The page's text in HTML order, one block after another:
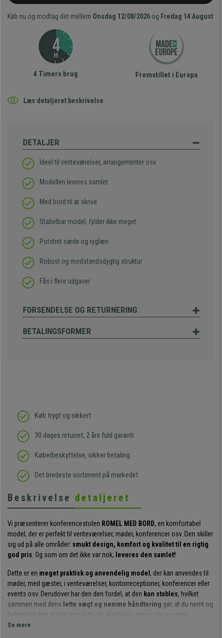
Køb nu og modtag det mellem Onsdag 12/08/2026 og Fredag 14 August
4 Timers brug Fremstillet i Europa
Læs detaljeret beskrivelse
DETALJER
Ideel til venteværelser, arrangementer osv.
Modellen leveres samlet
Med bord til at skrive
Stabelbar model, fylder ikke meget
Polstret sæde og ryglæn
Robust og modstandsdygtig struktur
Fås i flere udgaver
FORSENDELSE OG RETURNERING
BETALINGSFORMER
Køb trygt og sikkert
30 dages returret, 2 års fuld garanti
Køberbeskyttelse, sikker betaling
Det bredeste sortiment på markedet
Beskrivelse detaljeret
Vi præsenterer konferencestolen ROMEL MED BORD, en komfortabel
model, der er perfekt til venteværelser, møder, konferencer osv. Den skiller
sig ud på alle områder: smukt design, komfort og kvalitet til en rigtig
god pris . Og som om det ikke var nok, leveres den samlet!
Dette er en meget praktisk og anvendelig model , der kan anvendes til
møder, med gæster, i venteværelser, kontorreceptioner, konferencer eller
events osv. Derudover har den den fordel, at den kan stables, hvilket
sammen med dens lette vægt og nemme håndtering gør, at du nemt og
behageligt kan stable den, indtil du skal bruge den endnu en gang.
Se mere